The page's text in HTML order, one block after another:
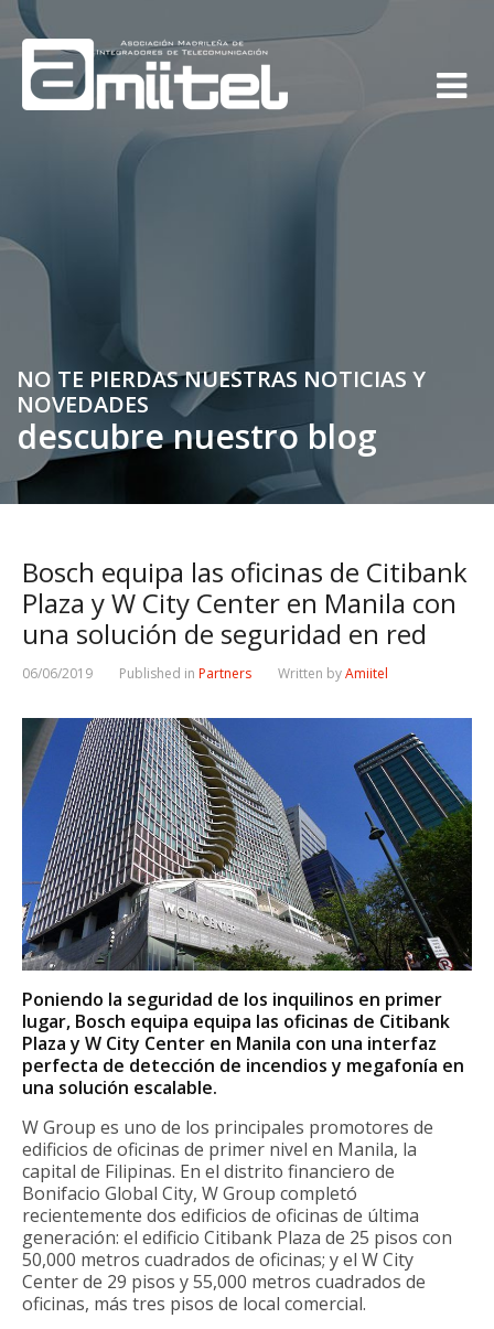
NO TE PIERDAS NUESTRAS NOTICIAS Y
NOVEDADES
descubre nuestro blog
Bosch equipa las oficinas de Citibank
Plaza y W City Center en Manila con
una solución de seguridad en red
06/06/2019 Published in Partners Written byAmiitel
Poniendo la seguridad de los inquilinos en primer
lugar, Bosch equipa equipa las oficinas de Citibank
Plaza y W City Center en Manila con una interfaz
perfecta de detección de incendios y megafonía en
una solución escalable.
W Group es uno de los principales promotores de
edificios de oficinas de primer nivel en Manila, la
capital de Filipinas. En el distrito financiero de
Bonifacio Global City, W Group completó
recientemente dos edificios de oficinas de última
generación: el edificio Citibank Plaza de 25 pisos con
50,000 metros cuadrados de oficinas; y el W City
Center de 29 pisos y 55,000 metros cuadrados de
oficinas, más tres pisos de local comercial.